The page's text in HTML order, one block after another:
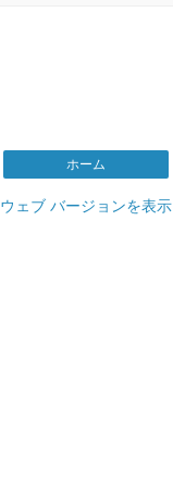
ホーム
ウェブ バージョンを表示